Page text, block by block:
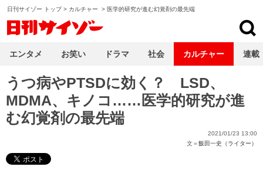
日刊サイゾー トップ> カルチャー > 医学的研究が進む幻覚剤の最先端
うつ病やPTSDに効く？ LSD、
MDMA、キノコ……医学的研究が進
む幻覚剤の最先端
2021/01/23 13:00
文＝飯田一史（ライター）
エンタメ お笑い ドラマ 社会 カルチャー 連載